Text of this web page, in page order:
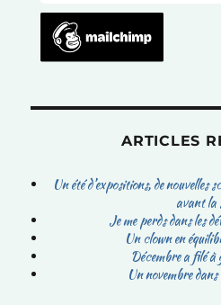
ARTICLES
Un été d’expositions, de
avant la
Je me perds dans les
Un clown en
Décembre a filé à
Un novembre dans